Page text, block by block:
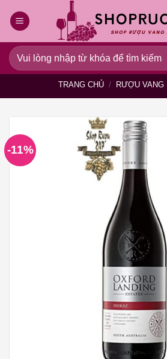
qua
dung
Tìm
kiếm:
TRANG CHỦ / RƯỢU VANG
-11%